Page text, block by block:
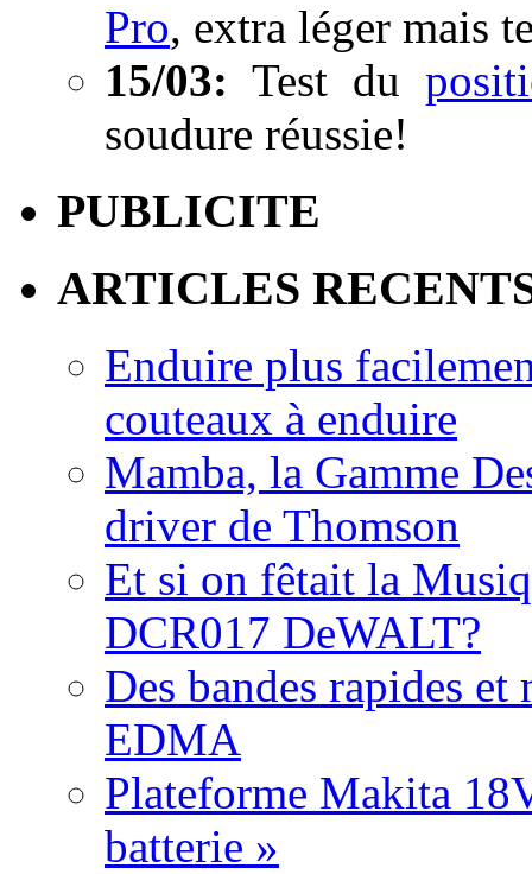
Pro, extra léger mais
15/03: Test du
soudure réussie!
PUBLICITE
ARTICLES
Enduire plus
couteaux à enduire
Mamba, la Gamme
driver de Thomson
Et si on fêtait la
DCR017 DeWALT?
Des bandes rapides et
EDMA
Plateforme Makita
batterie »